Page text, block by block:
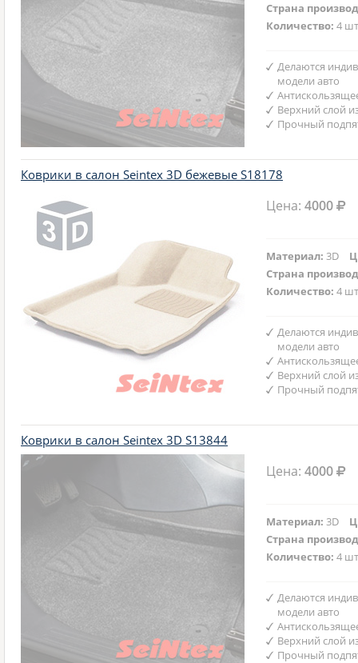
Страна
Количество:4
Делаются
модели авто
Верхний слой
Прочный
Коврики в салон Seintex 3D бежевые S18178
Цена:4000
Материал:3D
Страна
Количество:4
Делаются
модели авто
Верхний слой
Прочный
Коврики в салон Seintex 3D S13844
Цена:4000
Материал:3D
Страна
Количество:4
Делаются
модели авто
Верхний слой
Прочный